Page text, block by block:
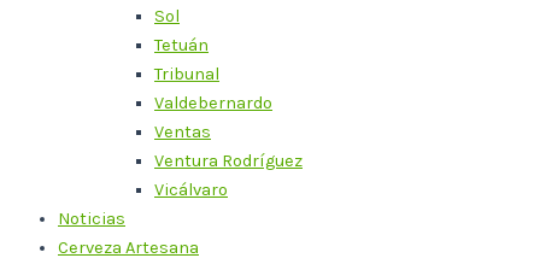
Sol
Tetuán
Tribunal
Valdebernardo
Ventas
Ventura Rodríguez
Vicálvaro
Noticias
Cerveza Artesana